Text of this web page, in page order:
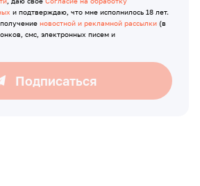
и подтверждаю, что мне исполнилось 18 лет.
новостной и рекламной рассылки (в
смс, электронных писем и
Подписаться